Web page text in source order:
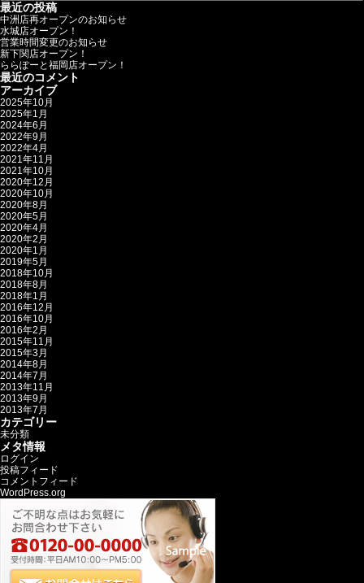
最近の投稿
中洲店再オープンのお知らせ
水城店オープン！
営業時間変更のお知らせ
新下関店オープン！
ららぽーと福岡店オープン！
最近のコメント
アーカイブ
2025年10月
2025年1月
2024年6月
2022年9月
2022年4月
2021年11月
2021年10月
2020年12月
2020年10月
2020年8月
2020年5月
2020年4月
2020年2月
2020年1月
2019年5月
2018年10月
2018年8月
2018年1月
2016年12月
2016年10月
2016年2月
2015年11月
2015年3月
2014年8月
2014年7月
2013年11月
2013年9月
2013年7月
カテゴリー
未分類
メタ情報
ログイン
投稿フィード
コメントフィード
WordPress.org